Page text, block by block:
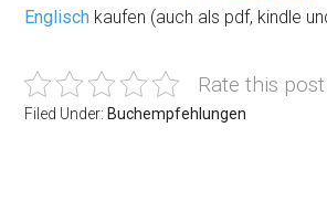
Englisch kaufen (auch als pdf, kindle
Rate this post
Filed Under: Buchempfehlungen